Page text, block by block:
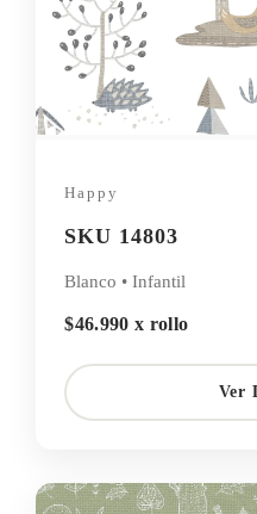
Happy
SKU 14803
Blanco • Infantil
$46.990 x rollo
Ver